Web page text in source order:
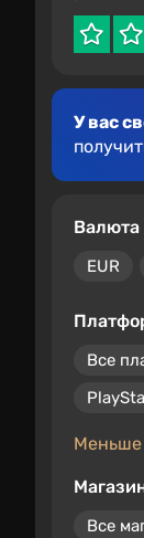
У вас
Валюта
EUR
Все
Меньше
Все